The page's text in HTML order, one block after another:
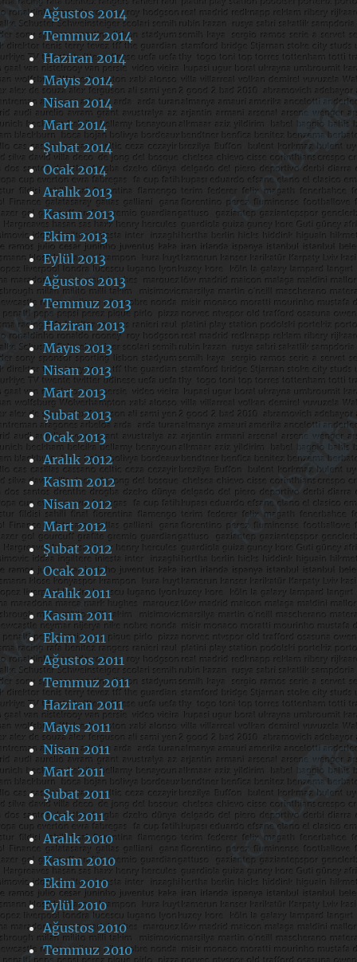
Ağustos 2014
Temmuz 2014
Haziran 2014
Mayıs 2014
Nisan 2014
Mart 2014
Şubat 2014
Ocak 2014
Aralık 2013
Kasım 2013
Ekim 2013
Eylül 2013
Ağustos 2013
Temmuz 2013
Haziran 2013
Mayıs 2013
Nisan 2013
Mart 2013
Şubat 2013
Ocak 2013
Aralık 2012
Kasım 2012
Nisan 2012
Mart 2012
Şubat 2012
Ocak 2012
Aralık 2011
Kasım 2011
Ekim 2011
Ağustos 2011
Temmuz 2011
Haziran 2011
Mayıs 2011
Nisan 2011
Mart 2011
Şubat 2011
Ocak 2011
Aralık 2010
Kasım 2010
Ekim 2010
Eylül 2010
Ağustos 2010
Temmuz 2010